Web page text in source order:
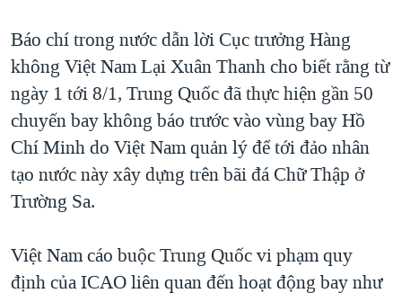
QUAN HỆ VIỆT MỸ
Báo chí trong nước dẫn lời Cục trưởng Hàng
không Việt Nam Lại Xuân Thanh cho biết rằng từ
ngày 1 tới 8/1, Trung Quốc đã thực hiện gần 50
chuyến bay không báo trước vào vùng bay Hồ
Chí Minh do Việt Nam quản lý để tới đảo nhân
tạo nước này xây dựng trên bãi đá Chữ Thập ở
Trường Sa.
Việt Nam cáo buộc Trung Quốc vi phạm quy
định của ICAO liên quan đến hoạt động bay như